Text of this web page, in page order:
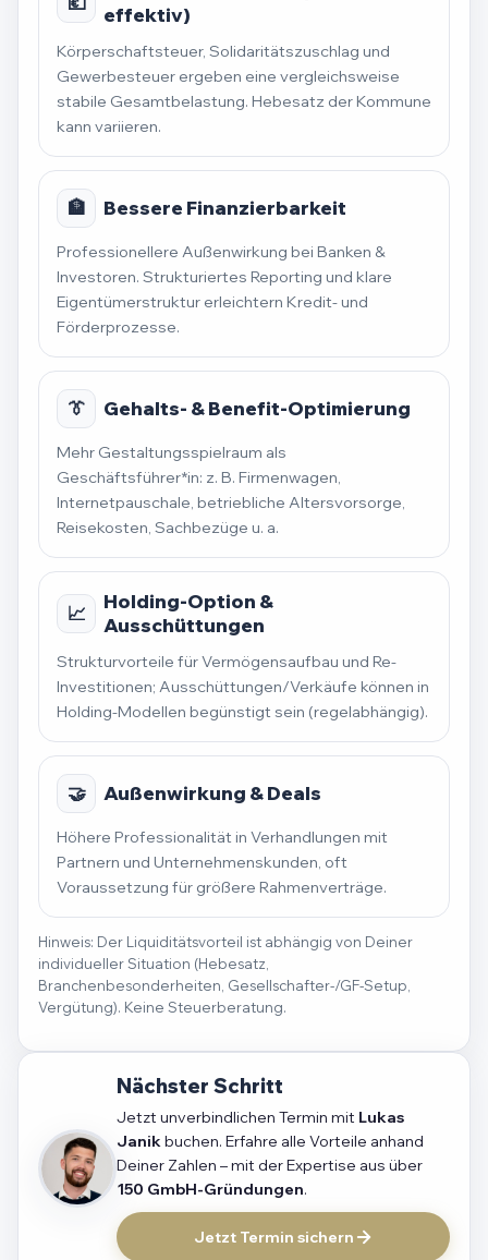
effektiv)
Körperschaftsteuer, Solidaritätszuschlag und
Gewerbesteuer ergeben eine vergleichsweise
stabile Gesamtbelastung. Hebesatz der Kommune
kann variieren.
🏦 Bessere Finanzierbarkeit
Professionellere Außenwirkung bei Banken &
Investoren. Strukturiertes Reporting und klare
Eigentümerstruktur erleichtern Kredit- und
Förderprozesse.
👔 Gehalts- & Benefit-Optimierung
Mehr Gestaltungsspielraum als
Geschäftsführer*in: z. B. Firmenwagen,
Internetpauschale, betriebliche Altersvorsorge,
Reisekosten, Sachbezüge u. a.
📈
Holding-Option &
Ausschüttungen
Strukturvorteile für Vermögensaufbau und Re-
Investitionen; Ausschüttungen/Verkäufe können in
Holding-Modellen begünstigt sein (regelabhängig).
🤝 Außenwirkung & Deals
Höhere Professionalität in Verhandlungen mit
Partnern und Unternehmenskunden, oft
Voraussetzung für größere Rahmenverträge.
Hinweis: Der Liquiditätsvorteil ist abhängig von Deiner
individueller Situation (Hebesatz,
Branchenbesonderheiten, Gesellschafter-/GF-Setup,
Vergütung). Keine Steuerberatung.
Nächster Schritt
Jetzt unverbindlichen Termin mit Lukas
Janikbuchen. Erfahre alle Vorteile anhand
Deiner Zahlen – mit der Expertise aus über
150 GmbH-Gründungen.
Jetzt Termin sichern